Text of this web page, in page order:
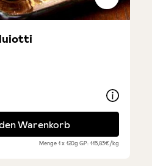
von 5 von 5 Sternen
Warenkorb
Menge1 x 120gGP: 115,83€/kg